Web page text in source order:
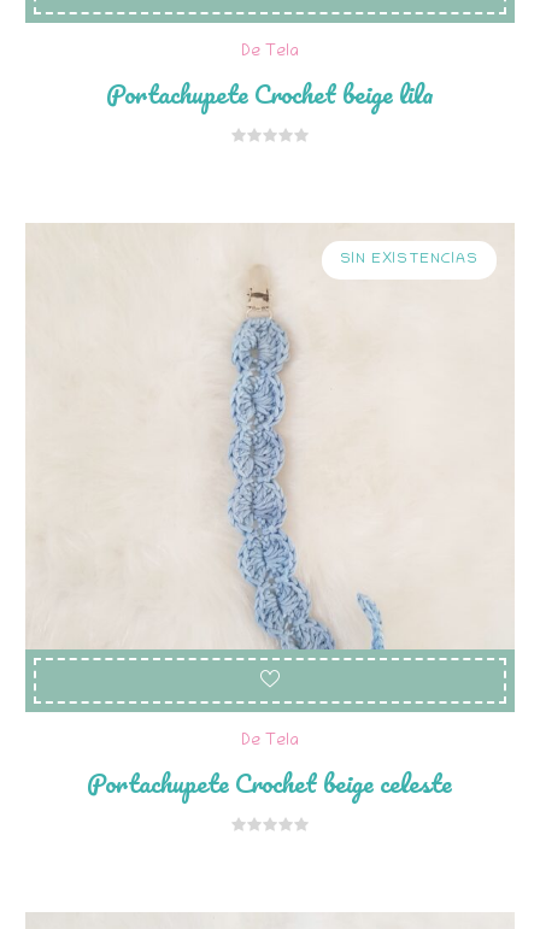
De Tela
Portachupete Crochet beige lila
SIN EXISTENCIAS
De Tela
Portachupete Crochet beige celeste